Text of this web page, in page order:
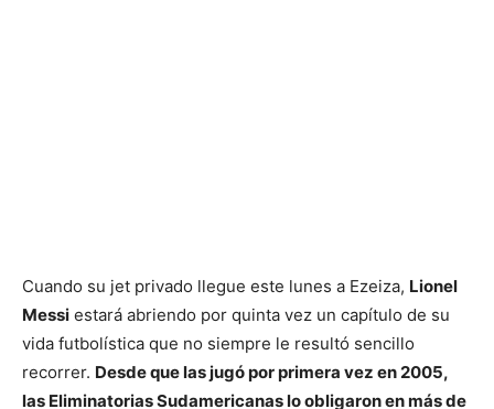
Cuando su jet privado llegue este lunes a Ezeiza, Lionel
Messi estará abriendo por quinta vez un capítulo de su
vida futbolística que no siempre le resultó sencillo
recorrer. Desde que las jugó por primera vez en 2005,
las Eliminatorias Sudamericanas lo obligaron en más de